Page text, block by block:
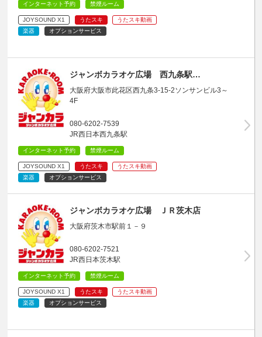
インターネット予約 禁煙ルーム
JOYSOUND X1 うたスキ
うたスキ動画
楽器
オプションサービス
ジャンボカラオケ広場 西九条駅…
大阪府大阪市此花区西九条3-15-2ソンサンビル3～
4F
080-6202-7539
JR西日本西九条駅
インターネット予約 禁煙ルーム
JOYSOUND X1 うたスキ
うたスキ動画
楽器
オプションサービス
ジャンボカラオケ広場 ＪＲ茨木店
大阪府茨木市駅前１－９
080-6202-7521
JR西日本茨木駅
インターネット予約 禁煙ルーム
JOYSOUND X1 うたスキ
うたスキ動画
楽器
オプションサービス